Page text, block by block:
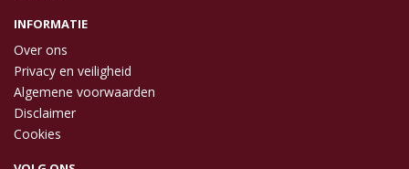
INFORMATIE
Over ons
Privacy en veiligheid
Algemene voorwaarden
Disclaimer
Cookies